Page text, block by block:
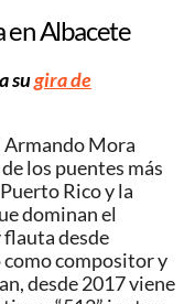
en Albacete
sugira de
Mora
los puentes más
Rico y la
dominan el
desde
compositor y
desde 2017 viene